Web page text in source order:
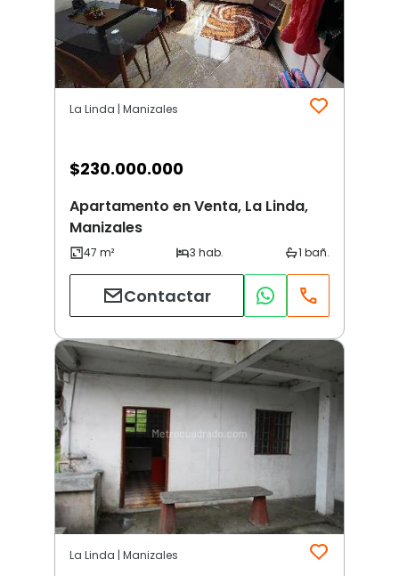
La Linda | Manizales
$230.000.000
Apartamento en Venta, La Linda,
Manizales
Contactar
La Linda | Manizales